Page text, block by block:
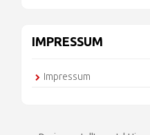
IMPRESSUM
Impressum